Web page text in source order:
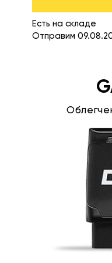
Есть на складе
Отправим